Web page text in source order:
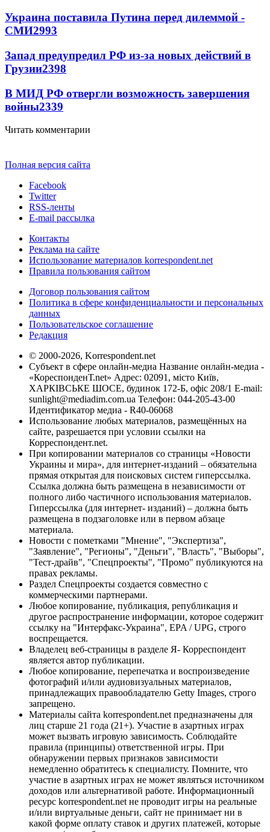
Украина поставила Путина перед дилеммой -
СМИ2993
Запад предупредил РФ из-за новых действий в
Грузии2398
В МИД РФ отвергли возможность завершения
войны2339
Читать комментарии
Полная версия сайта
Facebook
Twitter
RSS-ленты
E-mail рассылка
Контакты
Реклама на сайте
Использование материалов korrespondent.net
Правила пользования сайтом
Договор пользования сайтом
Политика в сфере конфиденциальности и персональных
данных
Пользовательское соглашение
Редакция
© 2000-2026, Korrespondent.net
Субъект в сфере онлайн-медиа Название онлайн-медиа -
«КореспонденТ.net» Адрес: 02091, місто Київ,
ХАРКІВСЬКЕ ШОСЕ, будинок 172-Б, офіс 208/1 E-mail:
sunlight@mediadim.com.ua Телефон: 044-205-43-00
Идентификатор медиа - R40-06068
Использование любых материалов, размещённых на
сайте, разрешается при условии ссылки на
Корреспондент.net.
При копировании материалов со страницы «Новости
Украины и мира», для интернет-изданий – обязательна
прямая открытая для поисковых систем гиперссылка.
Ссылка должна быть размещена в независимости от
полного либо частичного использования материалов.
Гиперссылка (для интернет- изданий) – должна быть
размещена в подзаголовке или в первом абзаце
материала.
Новости с пометками "Мнение", "Экспертиза",
"Заявление", "Регионы", "Деньги", "Власть", "Выборы",
"Тест-драйв", "Спецпроекты", "Промо" публикуются на
правах рекламы.
Раздел Спецпроекты создается совместно с
коммерческими партнерами.
Любое копирование, публикация, републикация и
другое распространение информации, которое содержит
ссылку на "Интерфакс-Украина", EPA / UPG, строго
воспрещается.
Владелец веб-страницы в разделе Я- Корреспондент
является автор публикации.
Любое копирование, перепечатка и воспроизведение
фотографий и/или аудиовизуальных материалов,
принадлежащих правообладателю Getty Images, строго
запрещено.
Материалы сайта korrespondent.net предназначены для
лиц старше 21 года (21+). Участие в азартных играх
может вызвать игровую зависимость. Соблюдайте
правила (принципы) ответственной игры. При
обнаружении первых признаков зависимости
немедленно обратитесь к специалисту. Помните, что
участие в азартных играх не может являться источником
доходов или альтернативой работе. Информационный
ресурс korrespondent.net не проводит игры на реальные
и/или виртуальные деньги, сайт не принимает ни в
какой форме оплату ставок и других платежей, которые